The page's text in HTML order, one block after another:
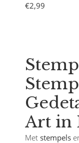
€2,99
Art in
Met stempels